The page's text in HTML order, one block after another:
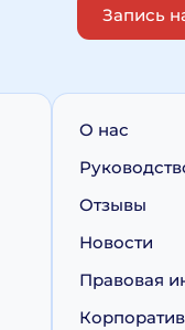
Запись
О нас
Отзывы
Новости
Правовая